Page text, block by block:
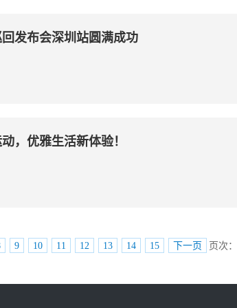
发布会深圳站圆满成功
，优雅生活新体验！
9 10 11 12 13 14 15 下一页 页次：